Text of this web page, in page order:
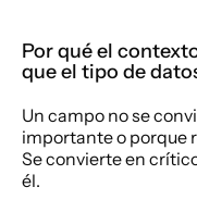
Por qué el
que el tipo de
Un campo no se
importante o porque
Se convierte en
él.